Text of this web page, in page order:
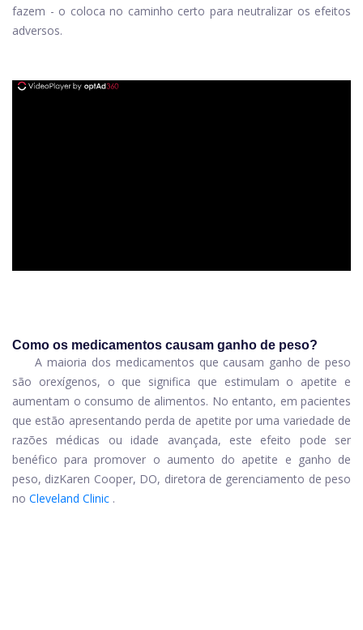
fazem - o coloca no caminho certo para neutralizar os efeitos
adversos.
Como os medicamentos causam ganho de peso?
A maioria dos medicamentos que causam ganho de peso
são orexígenos, o que significa que estimulam o apetite e
aumentam o consumo de alimentos. No entanto, em pacientes
que estão apresentando perda de apetite por uma variedade de
razões médicas ou idade avançada, este efeito pode ser
benéfico para promover o aumento do apetite e ganho de
peso, dizKaren Cooper, DO, diretora de gerenciamento de peso
no Cleveland Clinic .